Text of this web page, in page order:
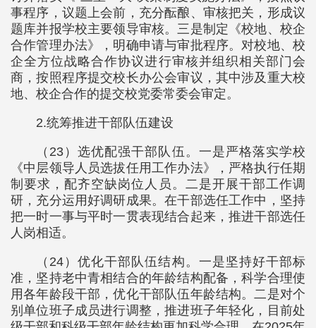
事程序，议题上会前，充分酝酿、审核把关，形成议
题库并报学校主要领导审核。三是制定《校地、校企
合作管理办法》，明确申请与审批程序。对校地、校
企全方位战略合作协议进行审核并组织相关部门会
商，按照程序提交校长办公会审议，其中涉及重大校
地、校企合作的提交校党委常委会审定。
2.统筹推进干部队伍建设
（23）选优配强干部队伍。一是严格落实学校
《中层领导人员选拔任用工作办法》，严格执行任期
制要求，配齐空缺岗位人员。二是开展干部工作调
研，充分运用好调研成果。在干部选任工作中，坚持
把一时一事与平时一贯表现结合起来，推进干部选任
人岗相适。
（24）优化干部队伍结构。一是坚持好干部标
准，坚持老中青相结合的年龄结构配备，科学合理使
用各年龄段干部，优化干部队伍年龄结构。二是对个
别单位班子成员进行调整，推进班子年轻化，目前处